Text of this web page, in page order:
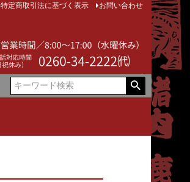
特定商取引法に基づく表示 お問い合わせ